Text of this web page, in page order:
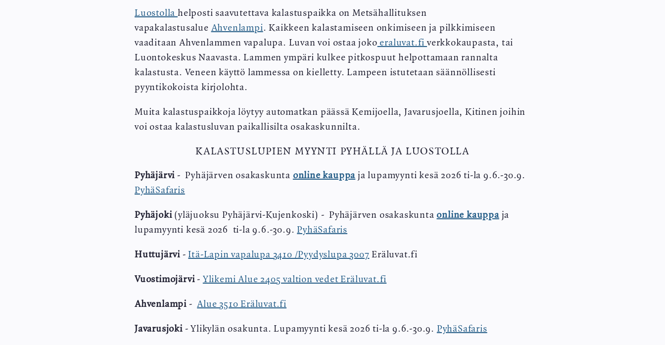
Luostollahelposti saavutettava kalastuspaikka on Metsähallituksen
vapakalastusalue Ahvenlampi. Kaikkeen kalastamiseen onkimiseen ja pilkkimiseen
vaaditaan Ahvenlammen vapalupa. Luvan voi ostaa joko eraluvat.fiverkkokaupasta, tai
Luontokeskus Naavasta. Lammen ympäri kulkee pitkospuut helpottamaan rannalta
kalastusta. Veneen käyttö lammessa on kielletty. Lampeen istutetaan säännöllisesti
pyyntikokoista kirjolohta.
Muita kalastuspaikkoja löytyy automatkan päässä Kemijoella, Javarusjoella, Kitinen joihin
voi ostaa kalastusluvan paikallisilta osakaskunnilta.
KALASTUSLUPIEN MYYNTI PYHÄLLÄ JA LUOSTOLLA
Pyhäjärvi - Pyhäjärven osakaskunta online kauppa ja lupamyynti kesä 2026 ti-la 9.6.-30.9.
PyhäSafaris
Pyhäjoki (yläjuoksu Pyhäjärvi-Kujenkoski) - Pyhäjärven osakaskunta online kauppa ja
lupamyynti kesä 2026 ti-la 9.6.-30.9.PyhäSafaris
Huttujärvi -Itä-Lapin vapalupa 3410 /Pyydyslupa 3007 Eräluvat.fi
Vuostimojärvi - Ylikemi Alue 2405 valtion vedet Eräluvat.fi
Ahvenlampi -Alue 3510 Eräluvat.fi
Javarusjoki- Ylikylän osakunta. Lupamyynti kesä 2026 ti-la 9.6.-30.9. PyhäSafaris